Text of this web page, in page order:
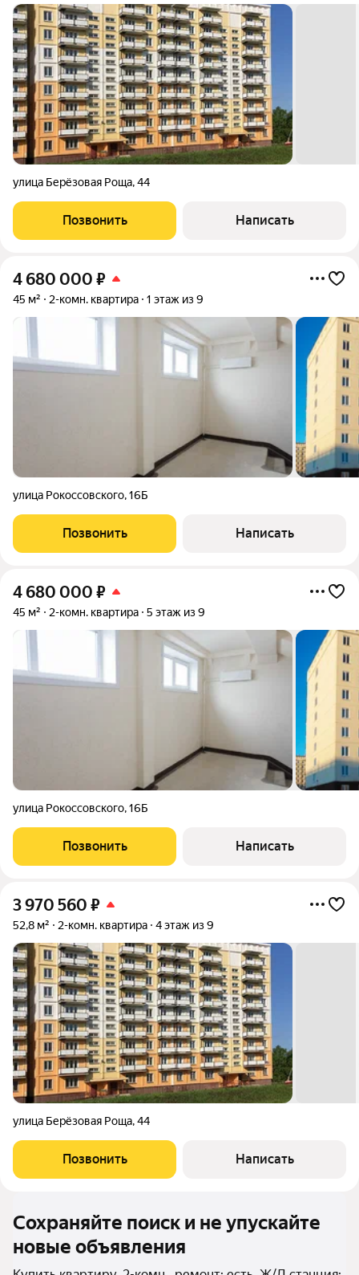
улица Берёзовая Роща,44
Позвонить Написать
4 680 000 ₽
45 м² 2-комн. квартира 1 этаж из 9
улица Рокоссовского,16Б
Позвонить Написать
4 680 000 ₽
45 м² 2-комн. квартира 5 этаж из 9
улица Рокоссовского,16Б
Позвонить Написать
3 970 560 ₽
52,8 м² 2-комн. квартира 4 этаж из 9
улица Берёзовая Роща,44
Позвонить Написать
Сохраняйте поиск и не упускайте
новые объявления